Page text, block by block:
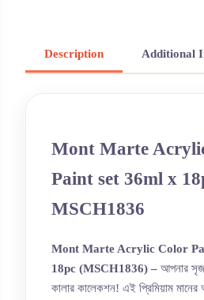
Description Additional
Mont Marte
Paint set 36ml x
MSCH1836
Mont Marte Acrylic Color
18pc (MSCH1836) – আপনার
কালার কালেকশন! এই প্রিমিয়াম মানের